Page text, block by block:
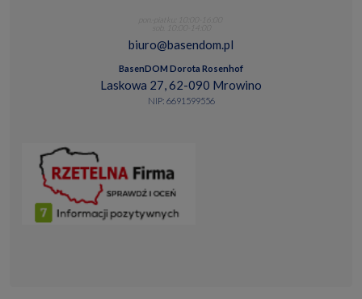
biuro@basendom.pl
BasenDOM Dorota Rosenhof
Laskowa 27, 62-090 Mrowino
NIP: 6691599556